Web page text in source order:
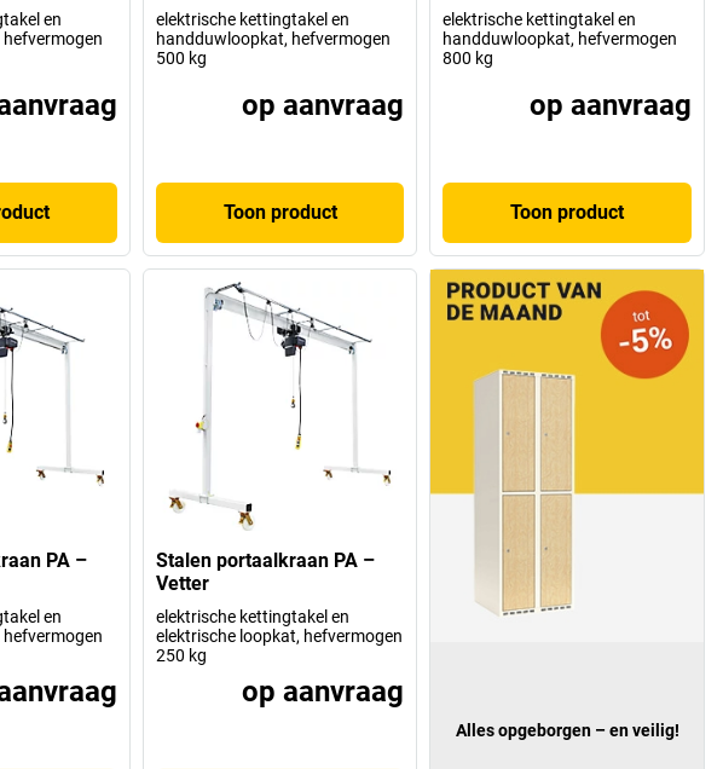
en
elektrische kettingtakel en
handduwloopkat, hefvermogen
500 kg
op aanvraag
Toon product
elektrische kettingtakel en
handduwloopkat, hefvermogen
800 kg
op aanvraag
Toon product
PA –
en
Stalen portaalkraan PA –
Vetter
elektrische kettingtakel en
elektrische loopkat, hefvermogen
250 kg
op aanvraag
Alles opgeborgen – en veilig!